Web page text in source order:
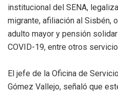
institucional del SENA,
migrante, afiliación al Sisbén,
adulto mayor y pensión
COVID-19, entre otros
El jefe de la Oficina de
Gómez Vallejo, señaló que